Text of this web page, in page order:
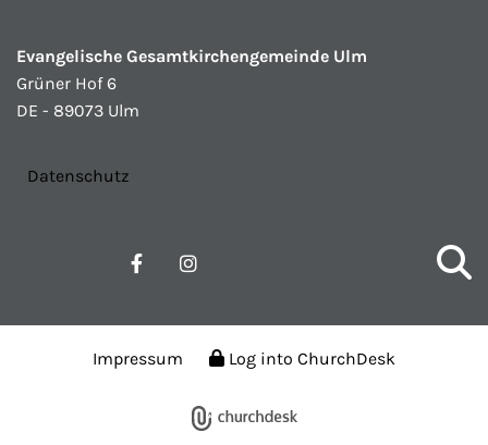
Evangelische Gesamtkirchengemeinde Ulm
Grüner Hof 6
DE - 89073 Ulm
Datenschutz
Impressum Log into ChurchDesk